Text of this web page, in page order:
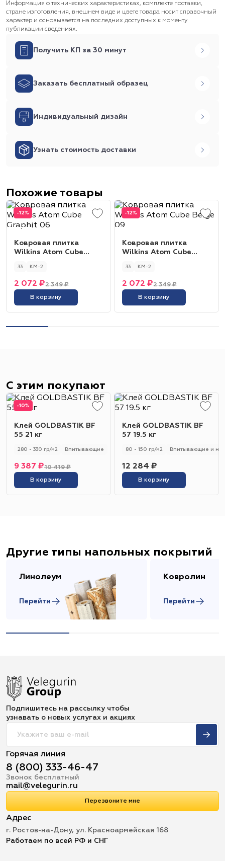
Информация о технических характеристиках, комплекте поставки,
стране изготовления, внешнем виде и цвете товара носит справочный
характер и основывается на последних доступных к моменту
публикации сведениях.
Получить КП за 30 минут
Заказать бесплатный образец
Индивидуальный дизайн
Узнать стоимость доставки
Похожие товары
-12%
Ковровая плитка
Wilkins Atom Cube
33 КМ-2
2 349 ₽
2 072 ₽
В корзину
-12%
Ковровая плитка
Wilkins Atom Cube
33 КМ-2
2 349 ₽
2 072 ₽
В корзину
С этим покупают
-10%
Клей GOLDBASTIK BF
55 21 кг
280 - 330 гр/м2 Впитывающие
10 419 ₽
9 387 ₽
В корзину
Клей GOLDBASTIK BF
57 19.5 кг
80 - 150 гр/м2 Впитывающие и не
12 284 ₽
В корзину
Другие типы напольных покрытий
Линолеум
Перейти
Ковролин
Перейти
Подпишитесь на рассылку чтобы
узнавать о новых услугах и акциях
Горячая линия
8 (800) 333-46-47
Звонок бесплатный
mail@velegurin.ru
Перезвоните мне
Адрес
г. Ростов-на-Дону, ул. Красноармейская 168
Работаем по всей РФ и СНГ